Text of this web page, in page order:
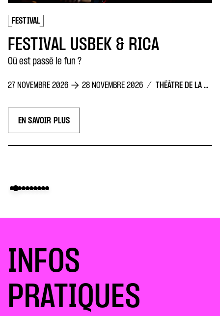
USBEK & RICA
fun ?
28 NOVEMBRE 2026 / THÉÂTRE DE LA CONCORDE
INFOS
PRATIQUES